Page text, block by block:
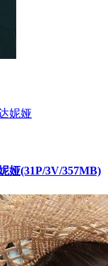
娅(31P/3V/357MB)